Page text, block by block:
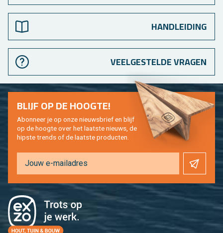
HANDLEIDING
VEELGESTELDE VRAGEN
BLIJF OP DE HOOG­TE!
Abon­neer je op onze nieuws­brief en blijf
op de hoog­te over het laat­ste nieuws, de
hip­s­te trends of de laat­ste pro­duc­ten.